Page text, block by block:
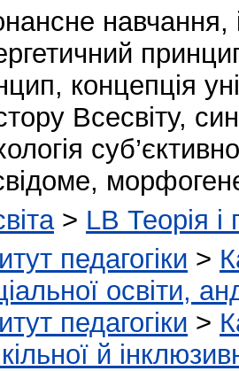
навчання,
концепція
Всесвіту,
> LB Теорія і
педагогіки >
освіти,
педагогіки >
й